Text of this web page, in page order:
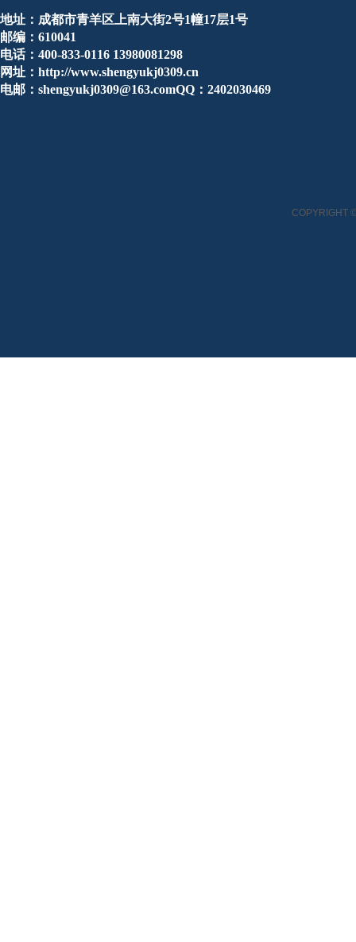
地址：成都市青羊区上南大街2号1幢17层1号
邮编：610041
电话：400-833-0116 13980081298
网址：http://www.shengyukj0309.cn
电邮：shengyukj0309@163.comQQ：2402030469
COPYRIGHT